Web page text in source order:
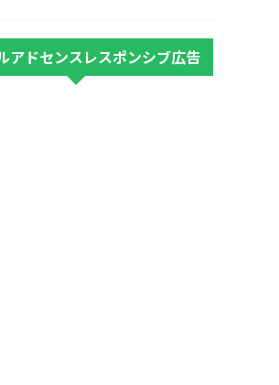
アドセンスレスポンシブ広告